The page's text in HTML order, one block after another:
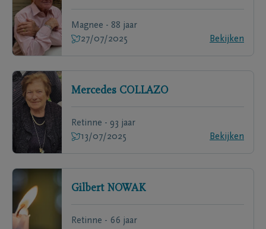
Magnee - 88 jaar
27/07/2025
Bekijken
Mercedes COLLAZO
Retinne - 93 jaar
13/07/2025
Bekijken
Gilbert NOWAK
Retinne - 66 jaar